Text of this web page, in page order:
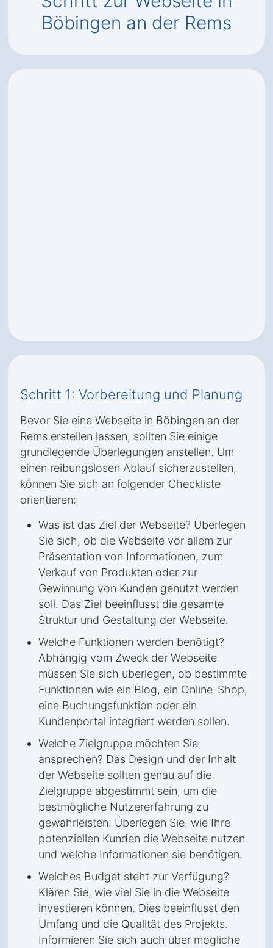
Böbingen an der Rems
Schritt 1: Vorbereitung und Planung
Bevor Sie eine Webseite in Böbingen an der
Rems erstellen lassen, sollten Sie einige
grundlegende Überlegungen anstellen. Um
einen reibungslosen Ablauf sicherzustellen,
können Sie sich an folgender Checkliste
orientieren:
Was ist das Ziel der Webseite? Überlegen
Sie sich, ob die Webseite vor allem zur
Präsentation von Informationen, zum
Verkauf von Produkten oder zur
Gewinnung von Kunden genutzt werden
soll. Das Ziel beeinflusst die gesamte
Struktur und Gestaltung der Webseite.
Welche Funktionen werden benötigt?
Abhängig vom Zweck der Webseite
müssen Sie sich überlegen, ob bestimmte
Funktionen wie ein Blog, ein Online-Shop,
eine Buchungsfunktion oder ein
Kundenportal integriert werden sollen.
Welche Zielgruppe möchten Sie
ansprechen? Das Design und der Inhalt
der Webseite sollten genau auf die
Zielgruppe abgestimmt sein, um die
bestmögliche Nutzererfahrung zu
gewährleisten. Überlegen Sie, wie Ihre
potenziellen Kunden die Webseite nutzen
und welche Informationen sie benötigen.
Welches Budget steht zur Verfügung?
Klären Sie, wie viel Sie in die Webseite
investieren können. Dies beeinflusst den
Umfang und die Qualität des Projekts.
Informieren Sie sich auch über mögliche